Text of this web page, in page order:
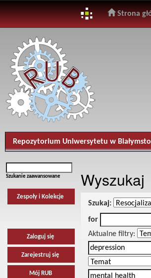
navigation
Strona
Repozytorium Uniwersytetu w
Szukanie zaawansowane
Zespoły i Kolekcje
Zaloguj się
Zarejestruj się
Mój RUB
Wyszukaj
Szukaj:
for
Aktualne filtry: